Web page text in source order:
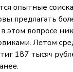
опытные
предлагать
этом вопросе
Летом
187 тысяч